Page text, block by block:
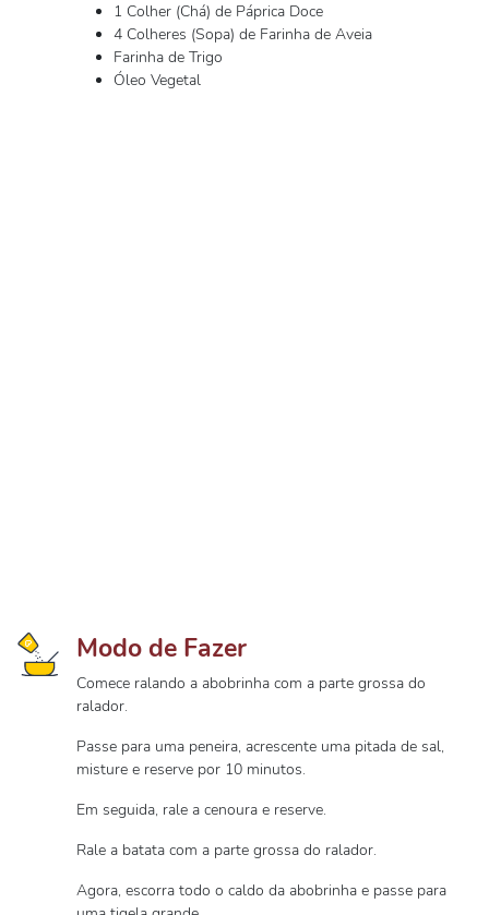
1 Colher (Chá) de Páprica Doce
4 Colheres (Sopa) de Farinha de Aveia
Farinha de Trigo
Óleo Vegetal
Modo de Fazer
Comece ralando a abobrinha com a parte grossa do
ralador.
Passe para uma peneira, acrescente uma pitada de sal,
misture e reserve por 10 minutos.
Em seguida, rale a cenoura e reserve.
Rale a batata com a parte grossa do ralador.
Agora, escorra todo o caldo da abobrinha e passe para